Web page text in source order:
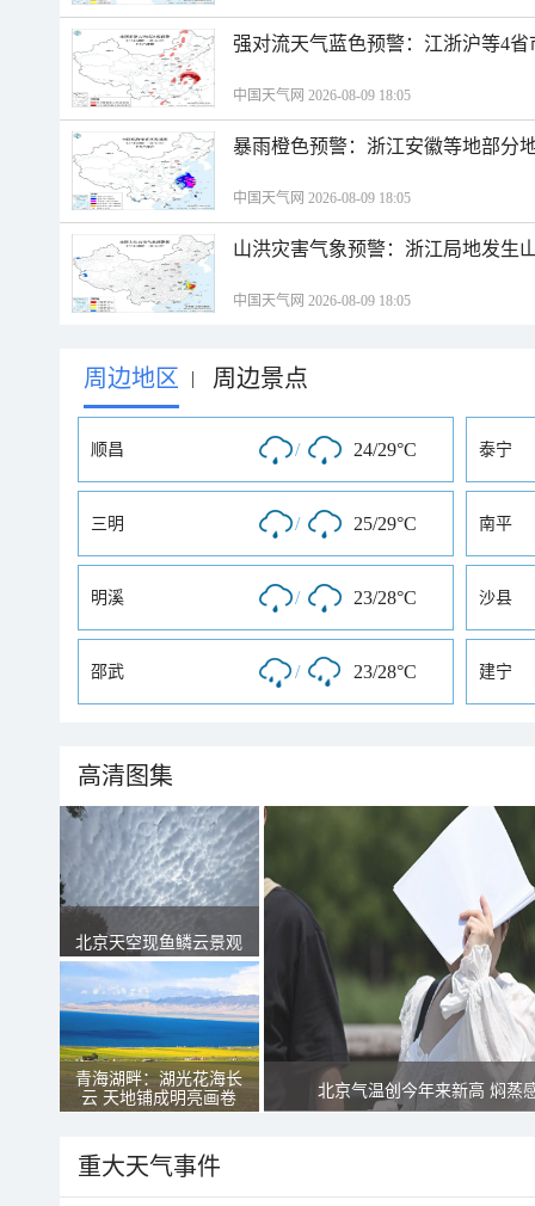
强对流天气蓝色预警：江浙沪等4
中国天气网 2026-08-09 18:05
暴雨橙色预警：浙江安徽等地部分
中国天气网 2026-08-09 18:05
山洪灾害气象预警：浙江局地发生
中国天气网 2026-08-09 18:05
周边地区 | 周边景点
顺昌 / 24/29°C 泰宁
三明 / 25/29°C 南平
明溪 / 23/28°C 沙县
邵武 / 23/28°C 建宁
高清图集
北京天空现鱼鳞云景观
青海湖畔：湖光花海长
云 天地铺成明亮画卷
北京气温创今年来新高 焖蒸
重大天气事件